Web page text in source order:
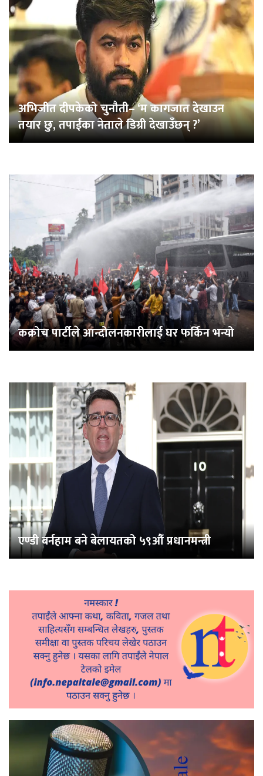
अभिजीत दीपकेको चुनौती– ‘म कागजात देखाउन
तयार छु, तपाईंका नेताले डिग्री देखाउँछन् ?’
कक्रोच पार्टीले आन्दोलनकारीलाई घर फर्किन भन्यो
एण्डी बर्नहाम बने बेलायतको ५९औँ प्रधानमन्त्री